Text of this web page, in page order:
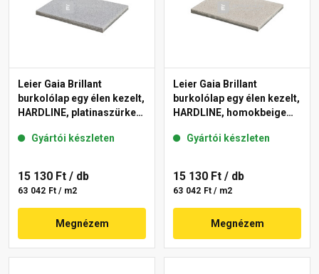
Leier Gaia Brillant
burkolólap egy élen kezelt,
HARDLINE, platinaszürke
Gyártói készleten
15 130 Ft / db
63 042 Ft / m2
Megnézem
Leier Gaia Brillant
burkolólap egy élen kezelt,
HARDLINE, homokbeige
Gyártói készleten
15 130 Ft / db
63 042 Ft / m2
Megnézem